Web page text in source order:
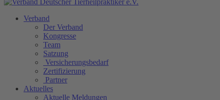
Verband
Der Verband
Kongresse
Team
Satzung
Versicherungsbedarf
Zertifizierung
Partner
Aktuelles
Aktuelle Meldungen